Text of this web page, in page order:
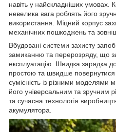
навіть у найскладніших умовах.
невелика вага роблять його
використання. Міцний корпус
механічних пошкоджень та
Вбудовані системи захисту
замиканню та перерозряду, що
експлуатацію. Швидка зарядка
простою та швидше
сумісність із різними моделями
його універсальним та зручним
та сучасна технологія
акумулятора.